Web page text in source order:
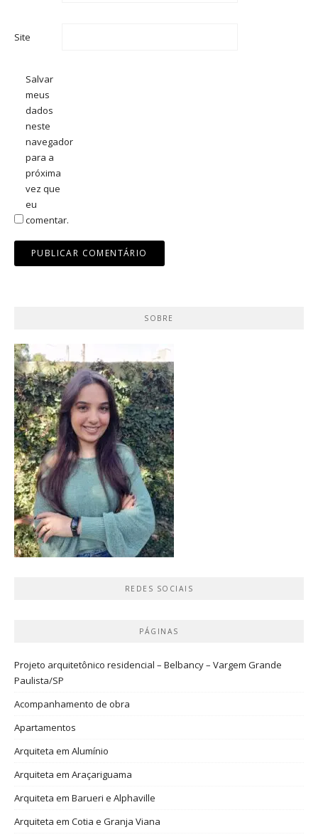
Site
Salvar
meus
dados
neste
navegador
para a
próxima
vez que
eu
comentar.
SOBRE
REDES SOCIAIS
PÁGINAS
Projeto arquitetônico residencial – Belbancy – Vargem Grande
Paulista/SP
Acompanhamento de obra
Apartamentos
Arquiteta em Alumínio
Arquiteta em Araçariguama
Arquiteta em Barueri e Alphaville
Arquiteta em Cotia e Granja Viana